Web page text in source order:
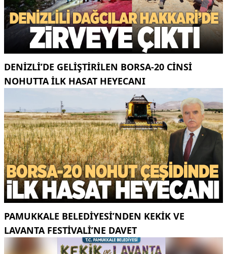
DENIZLI’DE GELIŞTIRILEN BORSA-20 CINSI
NOHUTTA ILK HASAT HEYECANI
PAMUKKALE BELEDIYESI’NDEN KEKIK VE
LAVANTA FESTIVALI’NE DAVET